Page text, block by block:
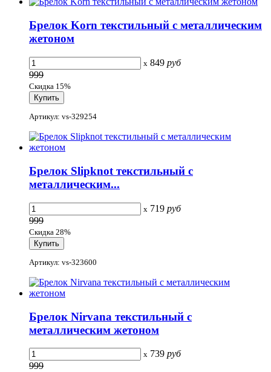
Брелок Korn текстильный с металлическим
жетоном
x 849 руб
999
Скидка 15%
Артикул: vs-329254
Брелок Slipknot текстильный с
металлическим...
x 719 руб
999
Скидка 28%
Артикул: vs-323600
Брелок Nirvana текстильный с
металлическим жетоном
x 739 руб
999